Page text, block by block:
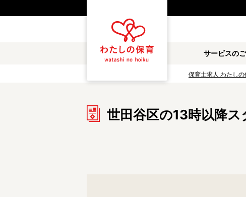
サービスの
保育士求人 わたしの
世田谷区の13時以降
保育教諭